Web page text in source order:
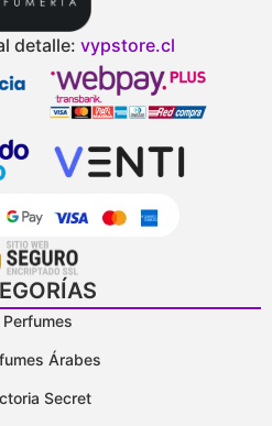
detalle: vypstore.cl
Perfumes
Árabes
Secret